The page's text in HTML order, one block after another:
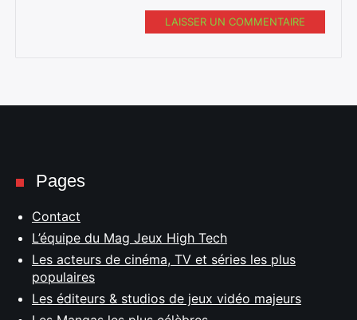
LAISSER UN COMMENTAIRE
Pages
Contact
L’équipe du Mag Jeux High Tech
Les acteurs de cinéma, TV et séries les plus
populaires
Les éditeurs & studios de jeux vidéo majeurs